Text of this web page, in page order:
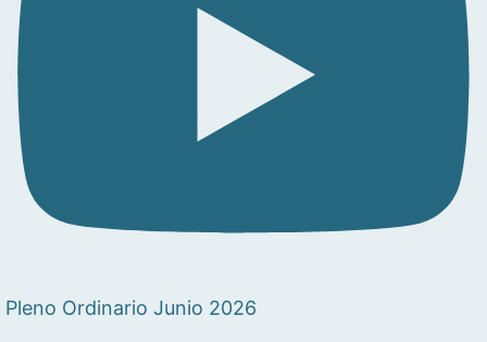
Pleno Ordinario Junio 2026